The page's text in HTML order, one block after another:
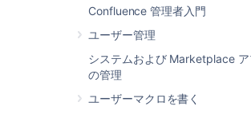
Confluence 管理者入門
ユーザー管理
システムおよび Marketplace ア
の管理
ユーザーマクロを書く
JMX エクスポーターを設定する
サイトで JMX とアプリ指標を
ことを前提としています。どのアプリ
パフォーマンス監視 (APM) ソリュー
用する場合でも、手順はほぼ変わりま